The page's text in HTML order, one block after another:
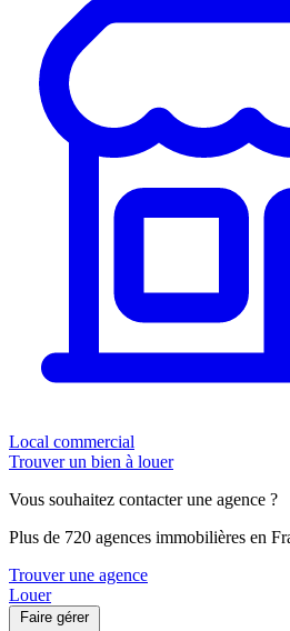
Local commercial
Trouver un bien à louer
Vous souhaitez contacter une agence ?
Plus de 720 agences immobilières en
Trouver une agence
Louer
Faire gérer